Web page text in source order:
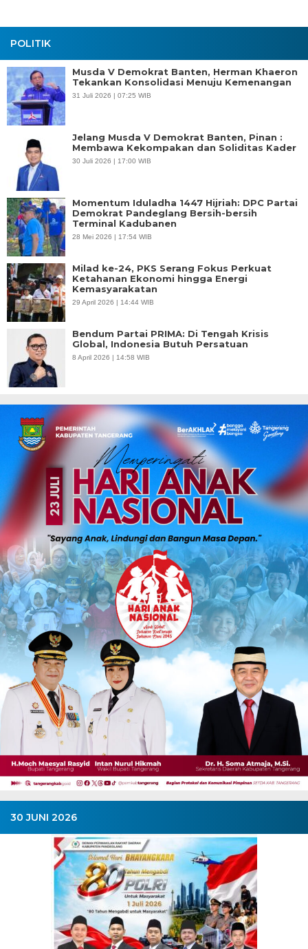
POLITIK
Musda V Demokrat Banten, Herman Khaeron
Tekankan Konsolidasi Menuju Kemenangan
31 Juli 2026 | 07:25 WIB
Jelang Musda V Demokrat Banten, Pinan :
Membawa Kekompakan dan Soliditas Kader
30 Juli 2026 | 17:00 WIB
Momentum Iduladha 1447 Hijriah: DPC Partai
Demokrat Pandeglang Bersih-bersih
Terminal Kadubanen
28 Mei 2026 | 17:54 WIB
Milad ke-24, PKS Serang Fokus Perkuat
Ketahanan Ekonomi hingga Energi
Kemasyarakatan
29 April 2026 | 14:44 WIB
Bendum Partai PRIMA: Di Tengah Krisis
Global, Indonesia Butuh Persatuan
8 April 2026 | 14:58 WIB
30 JUNI 2026